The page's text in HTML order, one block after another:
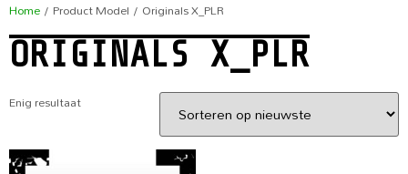
Home/ Product Model / Originals X_PLR
ORIGINALS X_PLR
Enig resultaat